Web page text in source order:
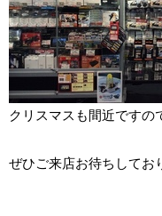
クリスマスも間近ですの
ぜひご来店お待ちしてお